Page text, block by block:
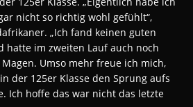
nicht so richtig wohl gefühlt“,
„Ich fand keinen guten
hatte im zweiten Lauf auch noch
Umso mehr freue ich mich,
der 125er Klasse den Sprung aufs
Ich hoffe das war nicht das letzte